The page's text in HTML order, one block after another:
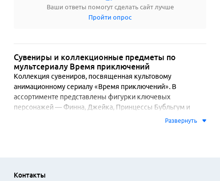
Ваши ответы помогут сделать сайт лучше
Пройти опрос
Сувениры и коллекционные предметы по
мультсериалу Время приключений
Коллекция сувениров, посвященная культовому
анимационному сериалу «Время приключений». В
ассортименте представлены фигурки ключевых
персонажей — Финна, Джейка, Принцессы Бубльгум и
Марселин. Фигурки отличаются детальной проработкой,
Развернуть
Контакты